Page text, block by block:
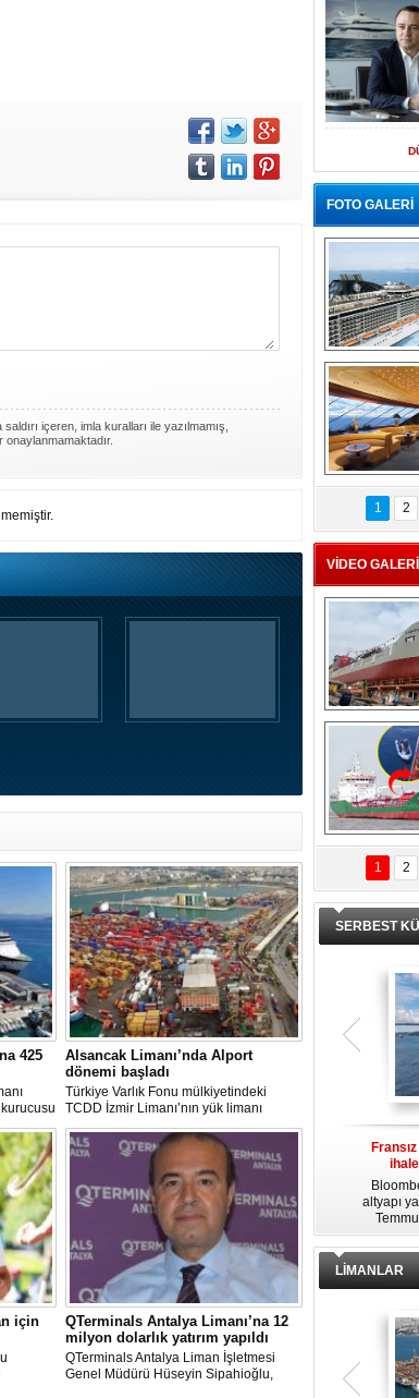
içeren, imla kuralları ile yazılmamış,
425
Alsancak Limanı’nda Alport
dönemi başladı
Türkiye Varlık Fonu mülkiyetindeki
TCDD İzmir Limanı’nın yük limanı
faaliyetleri, Albayrak Grubu’nun
uluslararası liman işletmeciliği markası
Alport bünyesinde kurulan Alport
Alsancak Liman İşletmeciliği AŞ’ye
devredildi.
için
QTerminals Antalya Limanı’na 12
milyon dolarlık yatırım yapıldı
QTerminals Antalya Liman İşletmesi
Genel Müdürü Hüseyin Sipahioğlu,
FOTO GALERİ
“Gemi
konsepti ile
MSC'den 55
euroluk
müjdesi
1 2
VİDEO GALERİ
Çeksan
Başaran
tankerini
indirdi
imdadına
sahipli
yetişti
1 2
SERBEST
altyapı
LİMANLAR